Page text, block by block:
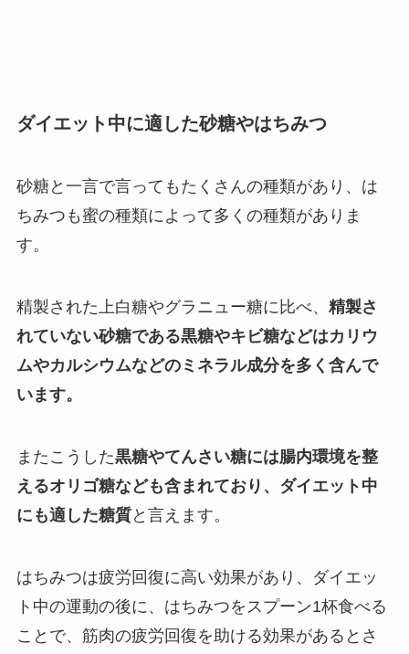
ダイエット中に適した砂糖やはちみつ
砂糖と一言で言ってもたくさんの種類があり、は
ちみつも蜜の種類によって多くの種類がありま
す。
精製された上白糖やグラニュー糖に比べ、 精製さ
れていない砂糖である黒糖やキビ糖などはカリウ
ムやカルシウムなどのミネラル成分を多く含んで
います。
またこうした黒糖やてんさい糖には腸内環境を整
えるオリゴ糖なども含まれており、ダイエット中
にも適した糖質と言えます。
はちみつは疲労回復に高い効果があり、ダイエッ
ト中の運動の後に、はちみつをスプーン1杯食べる
ことで、筋肉の疲労回復を助ける効果があるとさ